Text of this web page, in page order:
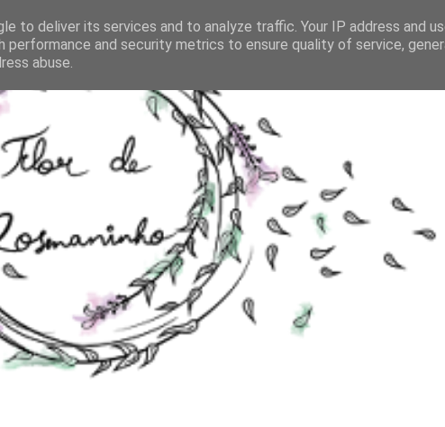
to deliver its services and to analyze traffic. Your IP address and
performance and security metrics to ensure quality of service,
abuse.